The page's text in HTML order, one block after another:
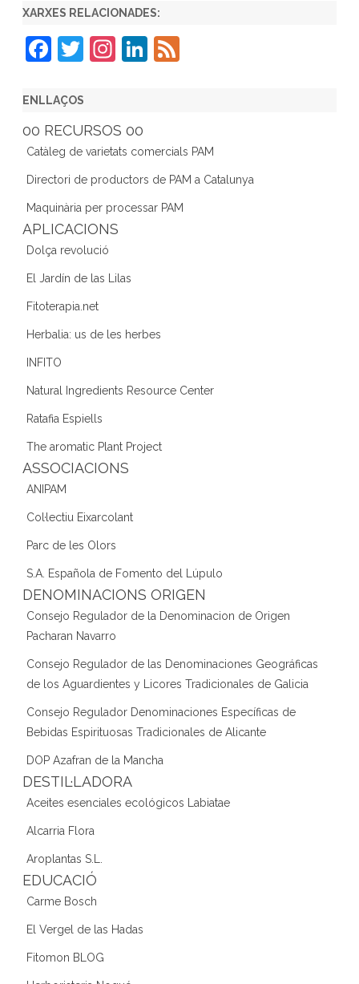
XARXES RELACIONADES:
F
c
e
b
o
o
k
T
er
In
gr
a
m
Li
dI
n
ENLLAÇOS
00 RECURSOS 00
Catàleg de varietats comercials PAM
Directori de productors de PAM a Catalunya
Maquinària per processar PAM
APLICACIONS
Dolça revolució
El Jardín de las Lilas
Fitoterapia.net
Herbalia: us de les herbes
INFITO
Natural Ingredients Resource Center
Ratafia Espiells
The aromatic Plant Project
ASSOCIACIONS
ANIPAM
Col·lectiu Eixarcolant
Parc de les Olors
S.A. Española de Fomento del Lúpulo
DENOMINACIONS ORIGEN
Consejo Regulador de la Denominacion de Origen
Pacharan Navarro
Consejo Regulador de las Denominaciones Geográficas
de los Aguardientes y Licores Tradicionales de Galicia
Consejo Regulador Denominaciones Específicas de
Bebidas Espirituosas Tradicionales de Alicante
DOP Azafran de la Mancha
DESTIL·LADORA
Aceites esenciales ecológicos Labiatae
Alcarria Flora
Aroplantas S.L.
EDUCACIÓ
Carme Bosch
El Vergel de las Hadas
Fitomon BLOG